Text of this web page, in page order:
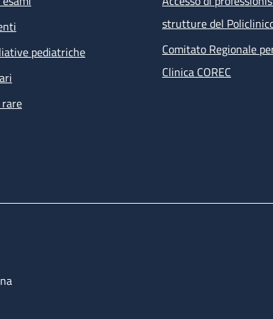
visita infettivologica
visita nefrologica
counselling psicologico
esami ematochimici, esami microbiologici su feci,
tampone anale per PAP test e ricerca HPV
ECG
percorsi dell’ambulatorio sono prenotate
pediatriche
strutture del
Comitato Regionale
Clinica COREC